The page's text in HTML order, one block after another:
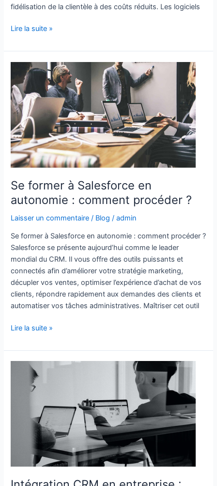
fidélisation de la clientèle à des coûts réduits. Les logiciels
Lire la suite »
Se former à Salesforce en
autonomie : comment procéder ?
Laisser un commentaire / Blog /admin
Se former à Salesforce en autonomie : comment procéder ?
Salesforce se présente aujourd’hui comme le leader
mondial du CRM. Il vous offre des outils puissants et
connectés afin d’améliorer votre stratégie marketing,
décupler vos ventes, optimiser l’expérience d’achat de vos
clients, répondre rapidement aux demandes des clients et
automatiser vos tâches administratives. Maîtriser cet outil
former
à
Salesforce
en
autonomie
:
comment
procéder
Lire la suite »
Intégration
astuces